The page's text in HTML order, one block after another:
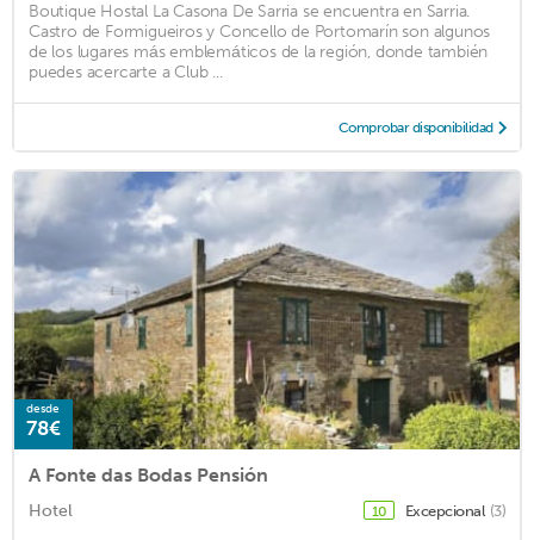
Boutique Hostal La Casona De Sarria se encuentra en Sarria.
Castro de Formigueiros y Concello de Portomarín son algunos
de los lugares más emblemáticos de la región, donde también
puedes acercarte a Club ...
Comprobar disponibilidad
desde
78€
A Fonte das Bodas Pensión
Hotel 10 Excepcional (3)